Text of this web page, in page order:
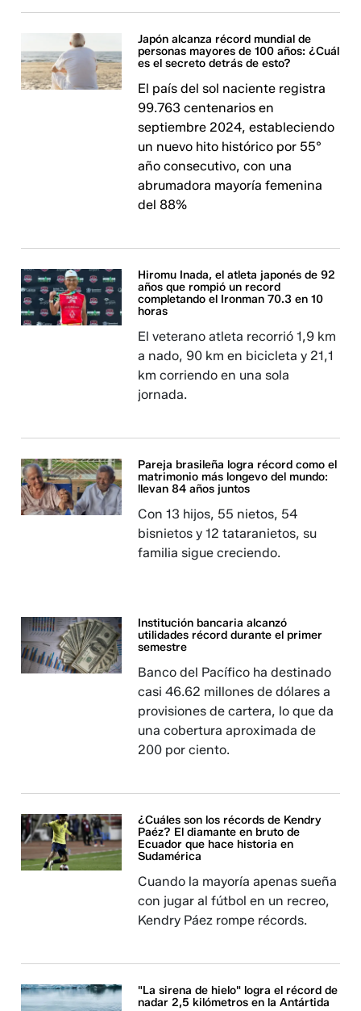
Japón alcanza récord mundial de
personas mayores de 100 años: ¿Cuál
es el secreto detrás de esto?
El país del sol naciente registra
99.763 centenarios en
septiembre 2024, estableciendo
un nuevo hito histórico por 55°
año consecutivo, con una
abrumadora mayoría femenina
del 88%
Hiromu Inada, el atleta japonés de 92
años que rompió un record
completando el Ironman 70.3 en 10
horas
El veterano atleta recorrió 1,9 km
a nado, 90 km en bicicleta y 21,1
km corriendo en una sola
jornada.
Pareja brasileña logra récord como el
matrimonio más longevo del mundo:
llevan 84 años juntos
Con 13 hijos, 55 nietos, 54
bisnietos y 12 tataranietos, su
familia sigue creciendo.
Institución bancaria alcanzó
utilidades récord durante el primer
semestre
Banco del Pacífico ha destinado
casi 46.62 millones de dólares a
provisiones de cartera, lo que da
una cobertura aproximada de
200 por ciento.
¿Cuáles son los récords de Kendry
Paéz? El diamante en bruto de
Ecuador que hace historia en
Sudamérica
Cuando la mayoría apenas sueña
con jugar al fútbol en un recreo,
Kendry Páez rompe récords.
"La sirena de hielo" logra el récord de
nadar 2,5 kilómetros en la Antártida